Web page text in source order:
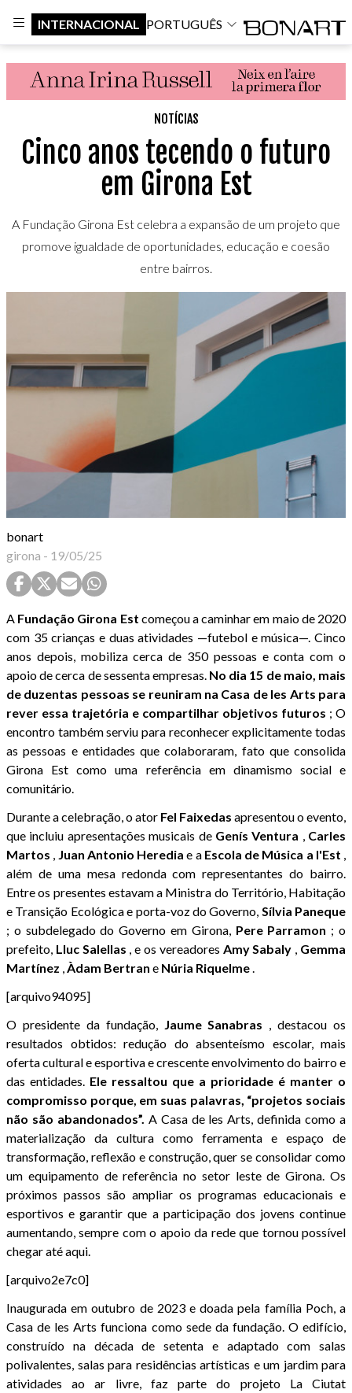
INTERNACIONAL PORTUGUÊS
NOTÍCIAS
Cinco anos tecendo o futuro
em Girona Est
A Fundação Girona Est celebra a expansão de um projeto que
promove igualdade de oportunidades, educação e coesão
entre bairros.
bonart
girona - 19/05/25
A Fundação Girona Est começou a caminhar em maio de 2020
com 35 crianças e duas atividades —futebol e música—. Cinco
anos depois, mobiliza cerca de 350 pessoas e conta com o
apoio de cerca de sessenta empresas. No dia 15 de maio, mais
de duzentas pessoas se reuniram na Casa de les Arts para
rever essa trajetória e compartilhar objetivos futuros ; O
encontro também serviu para reconhecer explicitamente todas
as pessoas e entidades que colaboraram, fato que consolida
Girona Est como uma referência em dinamismo social e
comunitário.
Durante a celebração, o ator Fel Faixedas apresentou o evento,
que incluiu apresentações musicais de Genís Ventura
Carles
Martos
Juan Antonio Heredia e a Escola de Música a l'Est
além de uma mesa redonda com representantes do bairro.
Entre os presentes estavam a Ministra do Território, Habitação
e Transição Ecológica e porta-voz do Governo, Sílvia Paneque
; o subdelegado do Governo em Girona, Pere Parramon ; o
prefeito, Lluc Salellas , e os vereadores Amy Sabaly
Gemma
Martínez Àdam Bertran e Núria Riquelme
[arquivo94095]
O presidente da fundação,
Jaume Sanabras , destacou os
resultados obtidos: redução do absenteísmo escolar, mais
oferta cultural e esportiva e crescente envolvimento do bairro e
das entidades. Ele ressaltou que a prioridade é manter o
compromisso porque, em suas palavras, “projetos sociais
não são abandonados”. A Casa de les Arts, definida como a
materialização da cultura como ferramenta e espaço de
transformação, reflexão e construção, quer se consolidar como
um equipamento de referência no setor leste de Girona. Os
próximos passos são ampliar os programas educacionais e
esportivos e garantir que a participação dos jovens continue
aumentando, sempre com o apoio da rede que tornou possível
chegar até aqui.
[arquivo2e7c0]
Inaugurada em outubro de 2023 e doada pela família Poch, a
Casa de les Arts funciona como sede da fundação. O edifício,
construído na década de setenta e adaptado com salas
polivalentes, salas para residências artísticas e um jardim para
atividades ao ar livre, faz parte do projeto La Ciutat